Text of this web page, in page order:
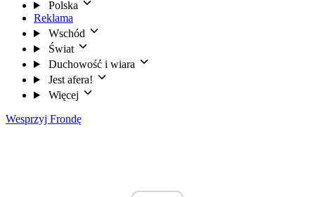
Polska
Reklama
Wschód
Świat
Duchowość i wiara
Jest afera!
Więcej
Wesprzyj Frondę